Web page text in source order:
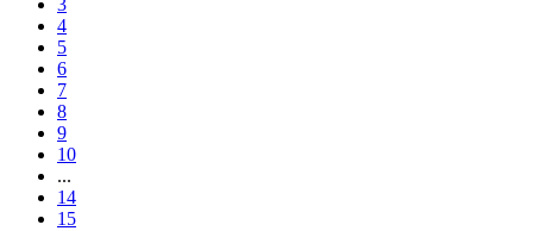
3
4
5
6
7
8
9
10
...
14
15